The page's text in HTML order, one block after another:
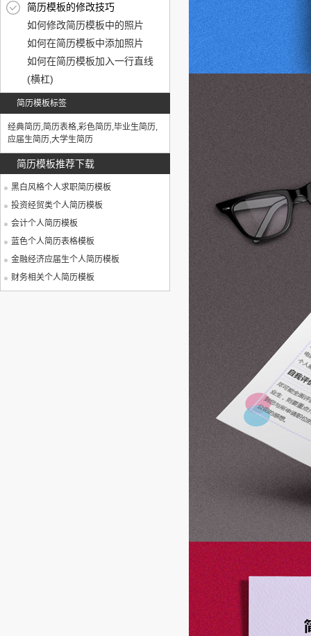
简历模板的修改技巧
如何修改简历模板中的照片
如何在简历模板中添加照片
如何在简历模板加入一行直线
(横杠)
简历模板标签
经典简历,简历表格,彩色简历,毕业生简历,
应届生简历,大学生简历
简历模板推荐下载
黑白风格个人求职简历模板
投资经贸类个人简历模板
会计个人简历模板
蓝色个人简历表格模板
金融经济应届生个人简历模板
财务相关个人简历模板